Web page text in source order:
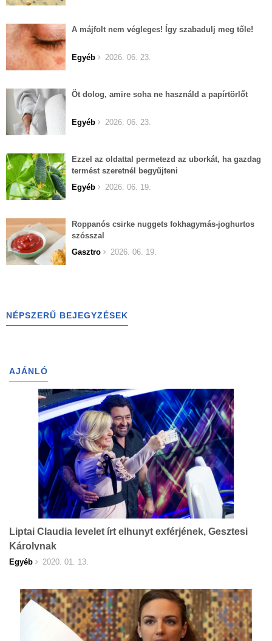
A májfolt nem végleges! Így szabadulj meg tőle!
Egyéb 2026. 06. 23.
Öt dolog, amire soha ne használd a papírtörlőt
Egyéb 2026. 06. 23.
Ezzel az oldattal permetezd az uborkát, ha gazdag
termést szeretnél begyűjteni
Egyéb
2026. 06. 19.
Roppanós csirke nuggets fokhagymás-joghurtos
szósszal
Gasztro
2026. 06. 19.
NÉPSZERŰ BEJEGYZÉSEK
AJÁNLÓ
Liptai Claudia levelet írt elhunyt exférjének, Gesztesi
Károlynak
Egyéb 2020. 01. 13.